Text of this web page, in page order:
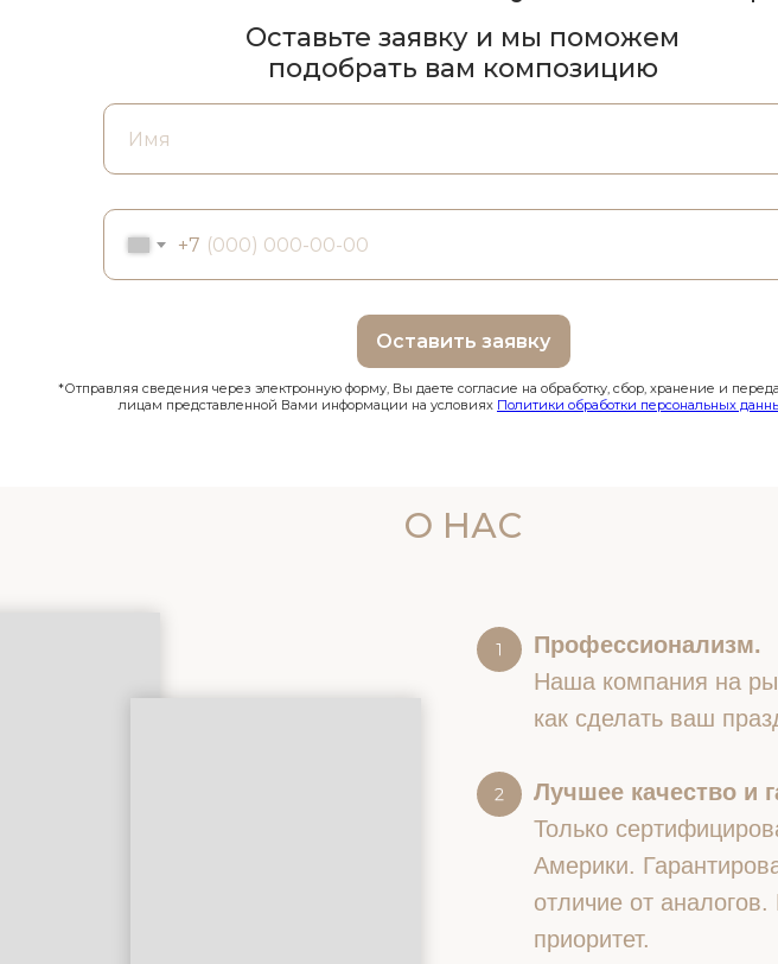
+7
Оставить заявку
Оставьте заявку и мы поможем
подобрать вам композицию
*Отправляя сведения через электронную форму, Вы даете согласие на обработку, сбор, хранение и
лицам представленной Вами информации на условиях Политики обработки персональных
О НАС
Профессионализм.
Наша компания на
как сделать ваш
Лучшее качество и
Только
Америки.
отличие от
приоритет.